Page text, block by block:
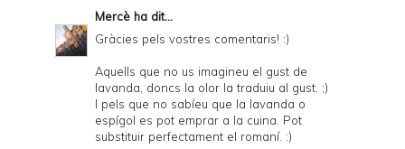
Mercè ha dit...
Gràcies pels vostres comentaris! :)
Aquells que no us imagineu el gust de
lavanda, doncs la olor la traduiu al gust. ;)
I pels que no sabíeu que la lavanda o
espígol es pot emprar a la cuina. Pot
substituir perfectament el romaní. :)